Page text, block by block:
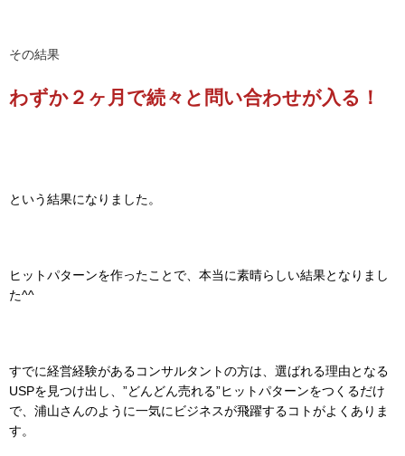
その結果
わずか２ヶ月で続々と問い合わせが入る！
という結果になりました。
ヒットパターンを作ったことで、本当に素晴らしい結果となりまし
た^^
すでに経営経験があるコンサルタントの方は、選ばれる理由となる
USPを見つけ出し、”どんどん売れる”ヒットパターンをつくるだけ
で、浦山さんのように一気にビジネスが飛躍するコトがよくありま
す。